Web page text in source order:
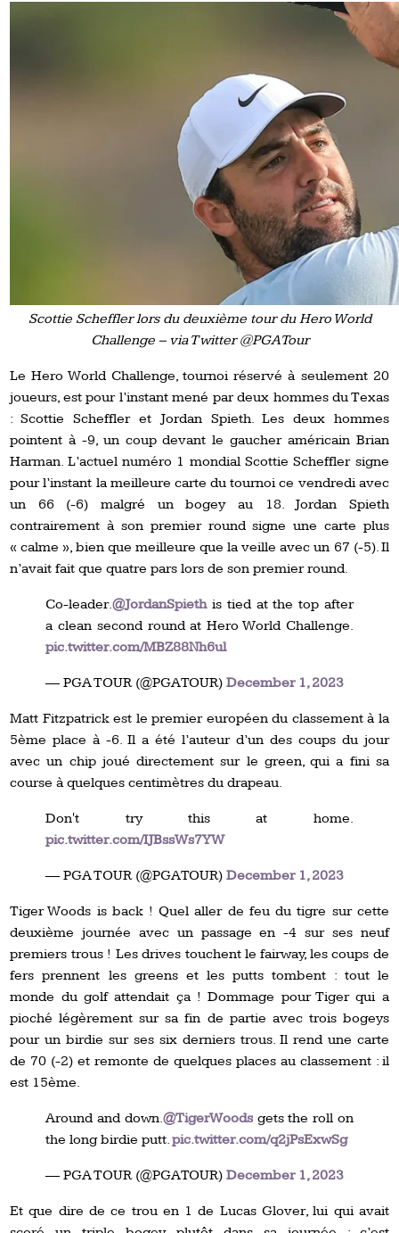
Scottie Scheffler lors du deuxième tour du Hero World
Challenge – via Twitter @PGATour
Le Hero World Challenge, tournoi réservé à seulement 20
joueurs, est pour l’instant mené par deux hommes du Texas
: Scottie Scheffler et Jordan Spieth. Les deux hommes
pointent à -9, un coup devant le gaucher américain Brian
Harman. L’actuel numéro 1 mondial Scottie Scheffler signe
pour l’instant la meilleure carte du tournoi ce vendredi avec
un 66 (-6) malgré un bogey au 18. Jordan Spieth
contrairement à son premier round signe une carte plus
« calme », bien que meilleure que la veille avec un 67 (-5). Il
n’avait fait que quatre pars lors de son premier round.
Co-leader.@JordanSpiethis tied at the top after
a clean second round at Hero World Challenge.
pic.twitter.com/MBZ88Nh6ul
— PGA TOUR (@PGATOUR)December 1, 2023
Matt Fitzpatrick est le premier européen du classement à la
5ème place à -6. Il a été l’auteur d’un des coups du jour
avec un chip joué directement sur le green, qui a fini sa
course à quelques centimètres du drapeau.
Don't try this at home.
pic.twitter.com/IJBssWs7YW
— PGA TOUR (@PGATOUR)December 1, 2023
Tiger Woods is back ! Quel aller de feu du tigre sur cette
deuxième journée avec un passage en -4 sur ses neuf
premiers trous ! Les drives touchent le fairway, les coups de
fers prennent les greens et les putts tombent : tout le
monde du golf attendait ça ! Dommage pour Tiger qui a
pioché légèrement sur sa fin de partie avec trois bogeys
pour un birdie sur ses six derniers trous. Il rend une carte
de 70 (-2) et remonte de quelques places au classement : il
est 15ème.
Around and down.@TigerWoodsgets the roll on
the long birdie putt.pic.twitter.com/q2jPsExwSg
— PGA TOUR (@PGATOUR)December 1, 2023
Et que dire de ce trou en 1 de Lucas Glover, lui qui avait